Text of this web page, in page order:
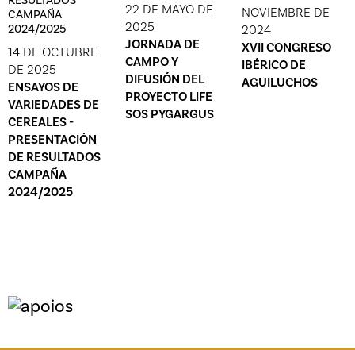
14 DE OCTUBRE
DE 2025
ENSAYOS DE
VARIEDADES DE
CEREALES -
PRESENTACIÓN
DE RESULTADOS
CAMPAÑA
2024/2025
22 DE MAYO DE
2025
JORNADA DE
CAMPO Y
DIFUSIÓN DEL
PROYECTO LIFE
SOS PYGARGUS
NOVIEMBRE DE
2024
XVII CONGRESO
IBÉRICO DE
AGUILUCHOS